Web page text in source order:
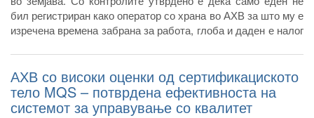
бил регистриран како оператор со храна во АХВ за што му е
изречена времена забрана за работа, глоба и даден е налог
АХВ со високи оценки од сертификациското
тело MQS – потврдена ефективноста на
системот за управување со квалитет